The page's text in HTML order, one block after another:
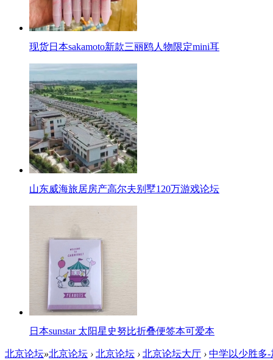
现货日本sakamoto新款三丽鸥人物限定mini耳
山东威海旅居房产高尔夫别墅120万游戏论坛
日本sunstar 太阳星史努比折叠便签本可爱本
北京论坛»北京论坛 › 北京论坛 › 北京论坛大厅 › 中学以少胜多